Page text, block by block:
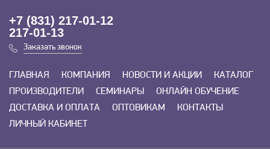
+7 (831) 217-01-12
217-01-13
Заказать звонок
ГЛАВНАЯ КОМПАНИЯ НОВОСТИ И АКЦИИ
КАТАЛОГ
ПРОИЗВОДИТЕЛИ
СЕМИНАРЫ
ОНЛАЙН ОБУЧЕНИЕ
ДОСТАВКА И ОПЛАТА
ОПТОВИКАМ
КОНТАКТЫ
ЛИЧНЫЙ КАБИНЕТ